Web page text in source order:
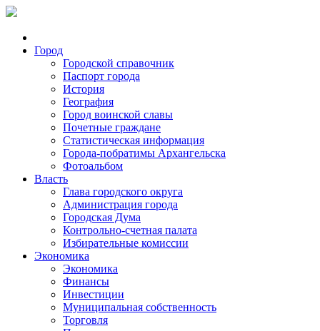
Город
Городской справочник
Паспорт города
История
География
Город воинской славы
Почетные граждане
Статистическая информация
Города-побратимы Архангельска
Фотоальбом
Власть
Глава городского округа
Администрация города
Городская Дума
Контрольно-счетная палата
Избирательные комиссии
Экономика
Экономика
Финансы
Инвестиции
Муниципальная собственность
Торговля